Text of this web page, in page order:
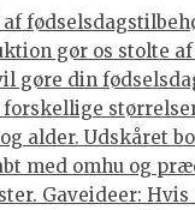
gør os stolte
gøre din
alder.
med omhu og
Gaveideer: